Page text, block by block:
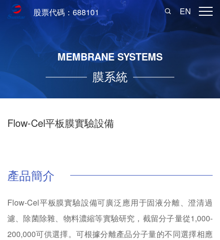
股票代碼：688101 EN
MEMBRANE SYSTEMS
膜系統
Flow-Cel平板膜實驗設備
產品簡介
Flow-Cel平板膜實驗設備可廣泛應用于固液分離、澄清過
濾、除菌除雜、物料濃縮等實驗研究，截留分子量從1,000-
200,000可供選擇。可根據分離產品分子量的不同選擇相應